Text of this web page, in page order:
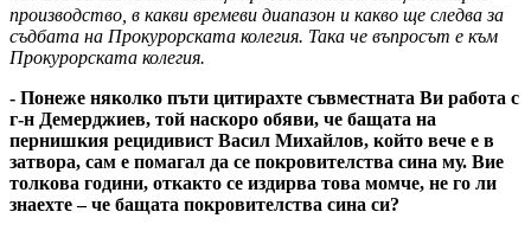
производство, в какви времеви диапазон и какво ще следва за
съдбата на Прокурорската колегия. Така че въпросът е към
Прокурорската колегия.
- Понеже няколко пъти цитирахте съвместната Ви работа с
г-н Демерджиев, той наскоро обяви, че бащата на
пернишкия рецидивист Васил Михайлов, който вече е в
затвора, сам е помагал да се покровителства сина му. Вие
толкова години, откакто се издирва това момче, не го ли
знаехте – че бащата покровителства сина си?